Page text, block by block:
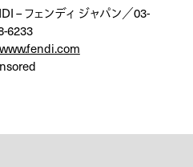
– フェンディ ジャパン／03-
6233
www.fendi.com